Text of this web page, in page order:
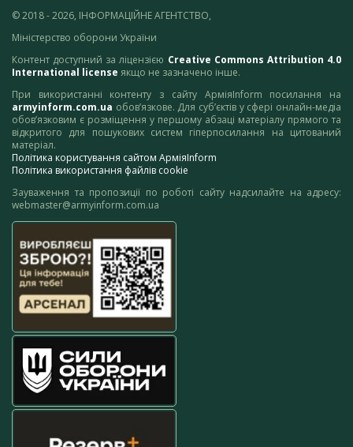
© 2018 - 2026, ІНФОРМАЦІЙНЕ АГЕНТСТВО,
Міністерство оборони України
Контент доступний за ліцензією Creative Commons Attribution 4.0
International license якщо не зазначено інше.
При використанні контенту з сайту АрміяInform посилання на
armyinform.com.ua обов’язкове. Для суб’єктів у сфері онлайн-медіа
обов’язковим є розміщення у першому абзаці матеріалу прямого та
відкритого для пошукових систем гіперпосилання на цитований
матеріал.
Політика користування сайтом АрміяInform
Політика використання файлів cookie
Зауваження та пропозиції по роботі сайту надсилайте на адресу:
webmaster@armyinform.com.ua